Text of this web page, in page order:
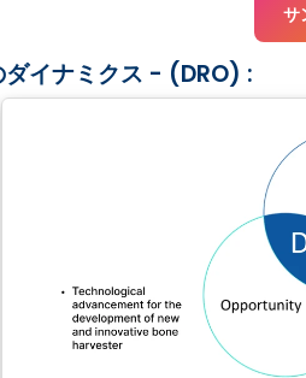
サ
イナミクス - (DRO) :